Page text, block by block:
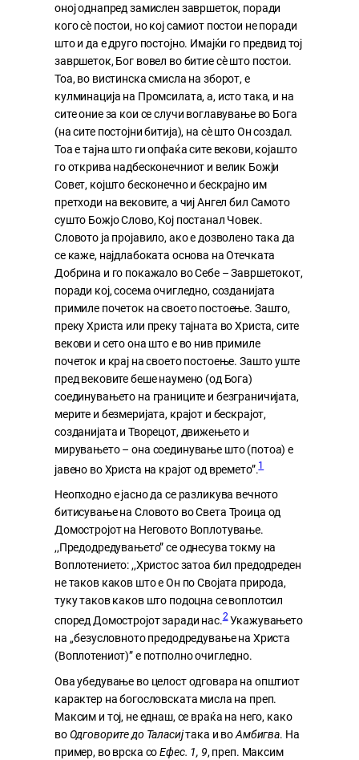
оној однапред замислен завршеток, поради
кого сѐ постои, но кој самиот постои не поради
што и да е друго постојно. Имајќи го предвид тој
завршеток, Бог вовел во битие сѐ што постои.
Тоа, во вистинска смисла на зборот, е
кулминација на Промсилата, а, исто така, и на
сите оние за кои се случи воглавување во Бога
(на сите постојни битија), на сѐ што Он создал.
Тоа е тајна што ги опфаќа сите векови, којашто
го открива надбесконечниот и велик Божји
Совет, којшто бесконечно и бескрајно им
претходи на вековите, а чиј Ангел бил Самото
сушто Божјо Слово, Кој постанал Човек.
Словото ја пројавило, ако е дозволено така да
се каже, најдлабоката основа на Отечката
Добрина и го покажало во Себе – Завршетокот,
поради кој, сосема очигледно, созданијата
примиле почеток на своето постоење. Зашто,
преку Христа или преку тајната во Христа, сите
векови и сето она што е во нив примиле
почеток и крај на своето постоење. Зашто уште
пред вековите беше наумено (од Бога)
соединувањето на границите и безграничијата,
мерите и безмеријата, крајот и бескрајот,
созданијата и Творецот, движењето и
мирувањето – она соединување што (потоа) е
јавено во Христа на крајот од времето”.1
Неопходно е јасно да се разликува вечното
битисување на Словото во Света Троица од
Домостројот на Неговото Воплотување.
,,Предодредувањето” се однесува токму на
Воплотението: ,,Христос затоа бил предодреден
не таков каков што е Он по Својата природа,
туку таков каков што подоцна се воплотсил
според Домостројот заради нас.2Укажувањето
на ,,безусловното предодредување на Христа
(Воплотениот)” е потполно очигледно.
Ова убедување во целост одговара на општиот
карактер на богословската мисла на преп.
Максим и тој, не еднаш, се враќа на него, како
воОдговорите до Таласијтака и воАмбигва. На
пример, во врска соЕфес. 1, 9, преп. Максим